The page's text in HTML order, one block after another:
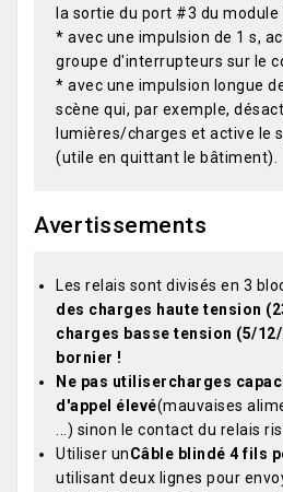
la sortie du port #3 du module
* avec une impulsion de 1 s,
groupe d'interrupteurs sur le
* avec une impulsion longue
scène qui, par exemple,
lumières/charges et active le
(utile en quittant le bâtiment).
Avertissements
Les relais sont divisés en 3
des charges haute tension
charges basse tension (5/
bornier !
Ne pas utilisercharges
d'appel élevé(mauvaises
...) sinon le contact du relais
Utiliser unCâble blindé 4 fils
utilisant deux lignes pour